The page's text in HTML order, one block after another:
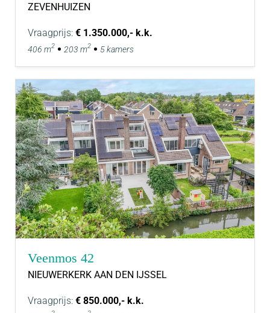
ZEVENHUIZEN
Vraagprijs: € 1.350.000,- k.k.
406 m2 203 m2 5 kamers
Veenmos 42
NIEUWERKERK AAN DEN IJSSEL
Vraagprijs: € 850.000,- k.k.